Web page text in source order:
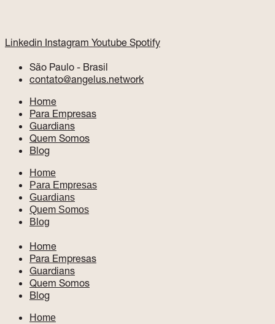
Linkedin Instagram Youtube Spotify
São Paulo - Brasil
contato@angelus.network
Home
Para Empresas
Guardians
Quem Somos
Blog
Home
Para Empresas
Guardians
Quem Somos
Blog
Home
Para Empresas
Guardians
Quem Somos
Blog
Home